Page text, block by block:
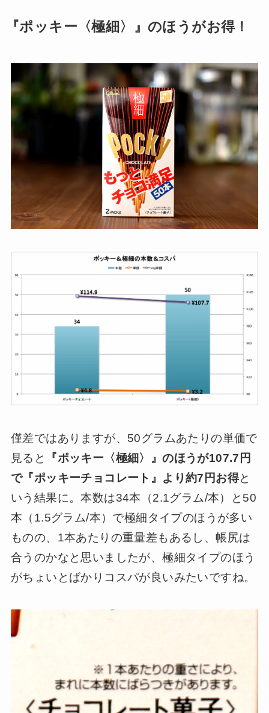
『ポッキー〈極細〉』のほうがお得！
僅差ではありますが、50グラムあたりの単価で
見ると
『ポッキー〈極細〉』のほうが107.7円
で『ポッキーチョコレート』より約7円お得と
いう結果に。本数は34本（2.1グラム/本）と50
本（1.5グラム/本）で極細タイプのほうが多い
ものの、1本あたりの重量差もあるし、帳尻は
合うのかなと思いましたが、極細タイプのほう
がちょいとばかりコスパが良いみたいですね。